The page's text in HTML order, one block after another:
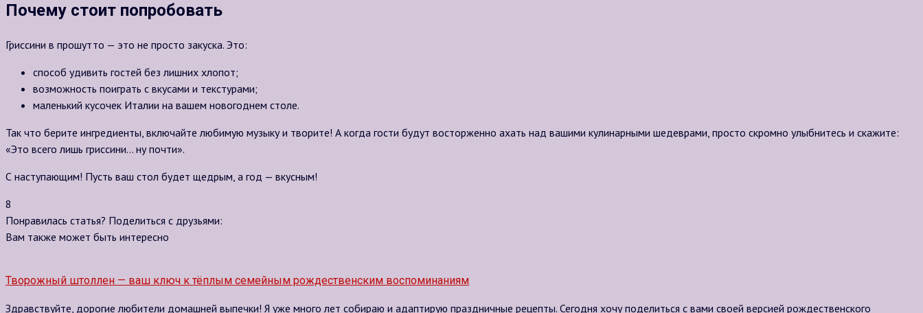
Почему стоит попробовать
Гриссини в прошутто — это не просто закуска. Это:
способ удивить гостей без лишних хлопот;
возможность поиграть с вкусами и текстурами;
маленький кусочек Италии на вашем новогоднем столе.
Так что берите ингредиенты, включайте любимую музыку и творите! А когда гости будут восторженно ахать над вашими кулинарными шедеврами, просто скромно улыбнитесь и скажите:
«Это всего лишь гриссини… ну почти».
С наступающим! Пусть ваш стол будет щедрым, а год — вкусным!
8
Понравилась статья? Поделиться с друзьями:
Вам также может быть интересно
Творожный штоллен — ваш ключ к тёплым семейным рождественским воспоминаниям
Здравствуйте, дорогие любители домашней выпечки! Я уже много лет собираю и адаптирую праздничные рецепты. Сегодня хочу поделиться с вами своей версией рождественского